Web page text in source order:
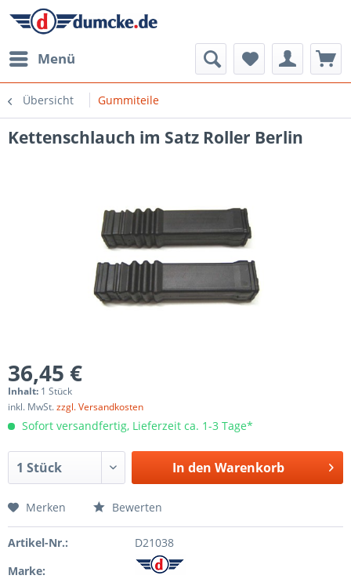
Menü
Übersicht Gummiteile
Kettenschlauch im Satz Roller Berlin
36,45 €
Inhalt: 1 Stück
inkl. MwSt.zzgl. Versandkosten
Sofort versandfertig, Lieferzeit ca. 1-3 Tage*
In den Warenkorb
Merken Bewerten
Artikel-Nr.:
D21038
Marke: